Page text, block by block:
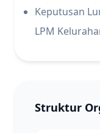
Keputusan
LPM
Struktur